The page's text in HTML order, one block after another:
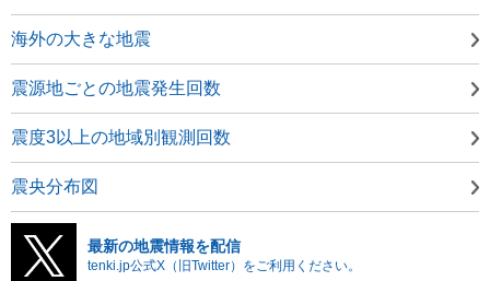
海外の大きな地震
震源地ごとの地震発生回数
震度3以上の地域別観測回数
震央分布図
最新の地震情報を配信
tenki.jp公式X（旧Twitter）をご利用ください。